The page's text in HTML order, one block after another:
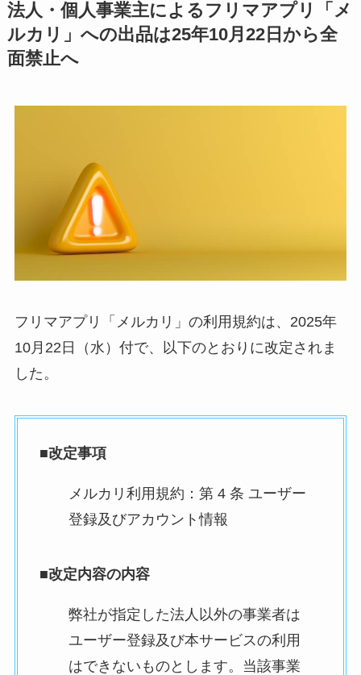
法人・個人事業主によるフリマアプリ「メ
ルカリ」への出品は25年10月22日から全
面禁止へ
フリマアプリ「メルカリ」の利用規約は、2025年
10月22日（水）付で、以下のとおりに改定されま
した。
■改定事項
メルカリ利用規約：第 4 条 ユーザー
登録及びアカウント情報
■改定内容の内容
弊社が指定した法人以外の事業者は
ユーザー登録及び本サービスの利用
はできないものとします。当該事業